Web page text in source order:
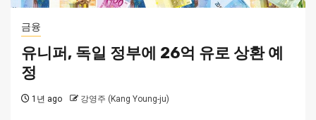
금융
유니퍼, 독일 정부에 26억 유로 상환 예
정
1년 ago 강영주 (Kang Young-ju)